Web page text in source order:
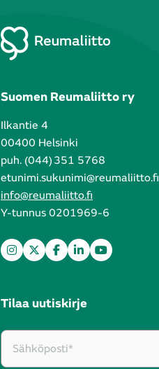
Suomen Reumaliitto ry
Ilkantie 4
00400 Helsinki
puh. (044) 351 5768
etunimi.sukunimi@reumaliitto.fi
info@reumaliitto.fi
Y-tunnus 0201969-6
Tilaa uutiskirje